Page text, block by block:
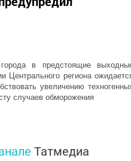
в предстоящие
Центрального региона
увеличению
случаев обморожения
Татмедиа